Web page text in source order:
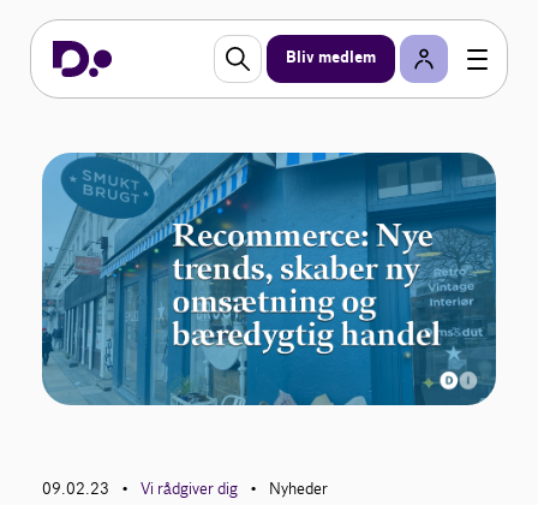
Bliv medlem
09.02.23 • Vi rådgiver dig • Nyheder